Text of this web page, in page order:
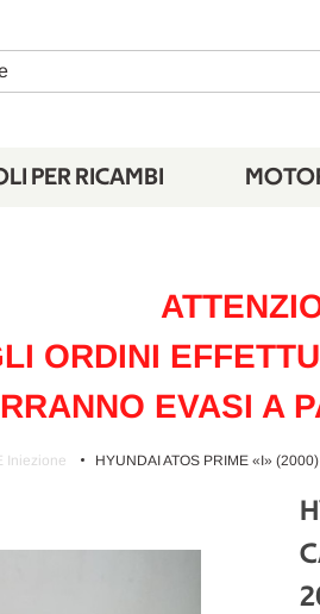
PER RICAMBI
ORDINI
EVASI A
Iniezione HYUNDAI ATOS PRIME «I»